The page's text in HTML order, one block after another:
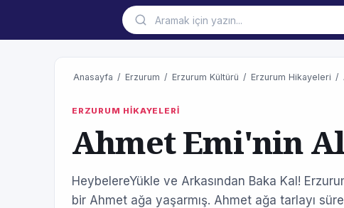
Anasayfa / Erzurum / Erzurum Kültürü / Erzurum Hikayeleri /
ERZURUM HİKAYELERİ
Ahmet Emi'nin
HeybelereYükle ve Arkasından Baka Kal!
bir Ahmet ağa yaşarmış. Ahmet ağa tarlayı